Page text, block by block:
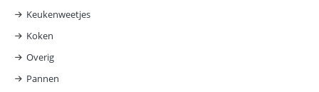
Keukenweetjes
Koken
Overig
Pannen